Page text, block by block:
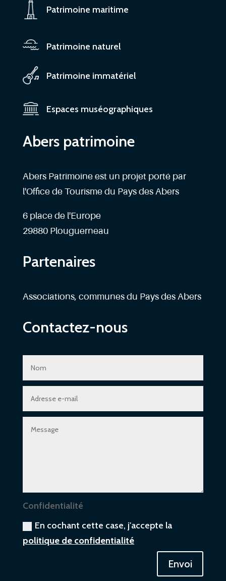
Patrimoine maritime
Patrimoine naturel
Patrimoine immatériel
Espaces muséographiques
Abers patrimoine
Abers Patrimoine est un projet porté par
l'Office de Tourisme du Pays des Abers
6 place de l'Europe
29880 Plouguerneau
Partenaires
Associations, communes du Pays des Abers
Contactez-nous
Confidentialité
En cochant cette case, j'accepte la
politique de confidentialité
Envoi